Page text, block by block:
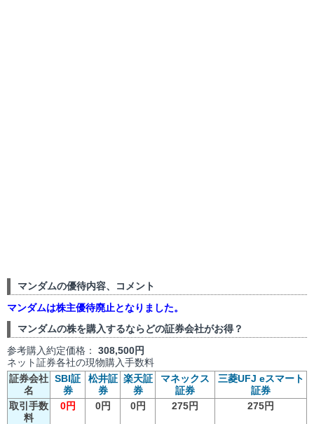
マンダムの優待内容、コメント
マンダムは株主優待廃止となりました。
マンダムの株を購入するならどの証券会社がお得？
参考購入約定価格： 308,500円
ネット証券各社の現物購入手数料
証券会社
名
SBI証
券
松井証
券
楽天証
券
マネックス
証券
三菱UFJ eスマート
証券
取引手数
料
0円 0円 0円 275円 275円